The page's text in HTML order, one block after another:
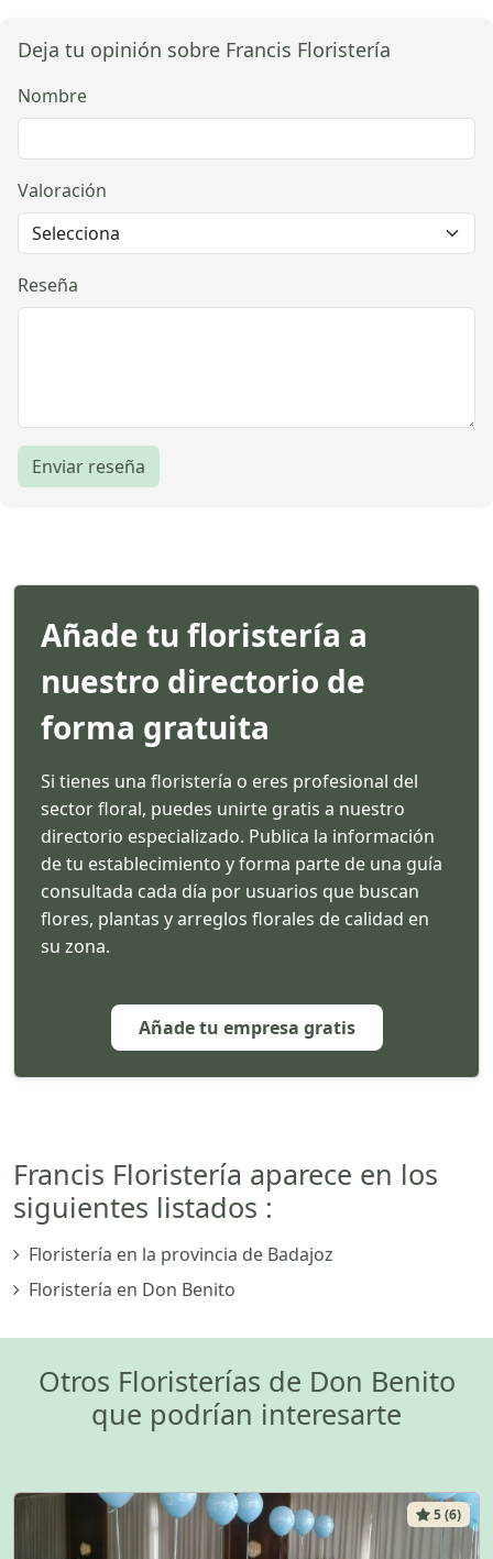
Deja tu opinión sobre Francis Floristería
Nombre
Valoración
Reseña
Enviar reseña
Añade tu floristería a
nuestro directorio de
forma gratuita
Si tienes una floristería o eres profesional del
sector floral, puedes unirte gratis a nuestro
directorio especializado. Publica la información
de tu establecimiento y forma parte de una guía
consultada cada día por usuarios que buscan
flores, plantas y arreglos florales de calidad en
su zona.
Añade tu empresa gratis
Francis Floristería aparece en los
siguientes listados :
Floristería en la provincia de Badajoz
Floristería en Don Benito
Otros Floristerías de Don Benito
que podrían interesarte
5 (6)